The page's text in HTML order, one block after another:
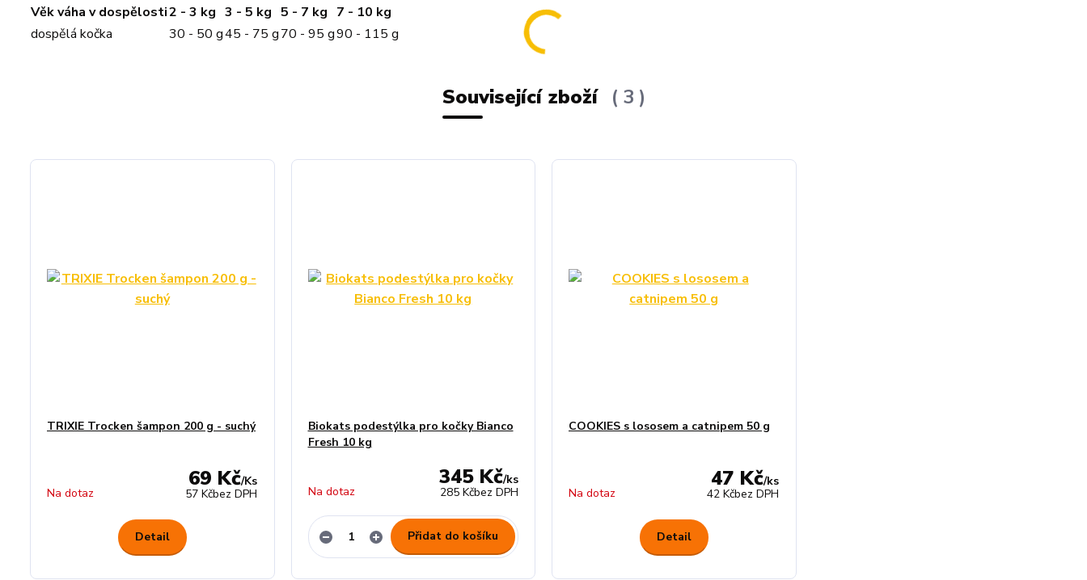
Věk váha v dospělosti2 - 3 kg 3 - 5 kg 5 - 7 kg 7 - 10 kg
dospělá kočka
30 - 50 g45 - 75 g70 - 95 g90 - 115 g
Související zboží 3
TRIXIE Trocken šampon 200 g - suchý
69 Kč/Ks
57 Kčbez DPH
Na dotaz
Detail
Biokats podestýlka pro kočky Bianco
Fresh 10 kg
345 Kč/ks
285 Kčbez DPH
Na dotaz
Přidat do košíku
COOKIES s lososem a catnipem 50 g
47 Kč/ks
42 Kčbez DPH
Na dotaz
Detail